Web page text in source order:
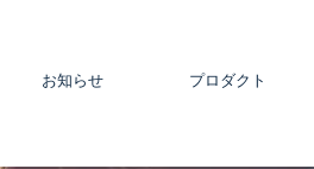
お知らせ プロダクト